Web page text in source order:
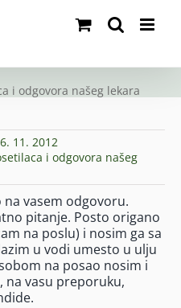
i odgovora našeg lekara
11. 2012
i odgovora našeg
na vasem odgovoru.
pitanje. Posto origano
na poslu) i nosim ga sa
u vodi umesto u ulju
na posao nosim i
na vasu preporuku,